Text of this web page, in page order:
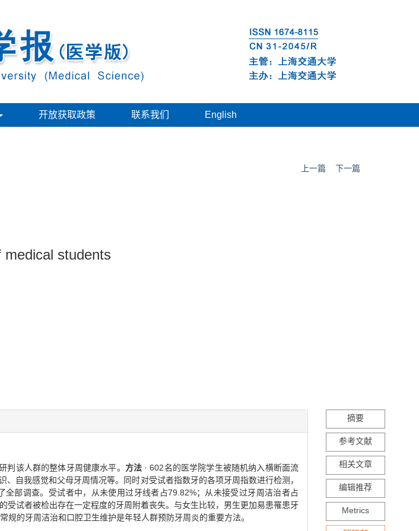
开放获取政策 联系我们 English
上一篇 下一篇
students
判该人群的整体牙周健康水平。方法· 602名的医学院学生被随机纳入横断面流
自我感觉和父母牙周情况等。同时对受试者指数牙的各项牙周指数进行检测，
部调查。受试者中，从未使用过牙线者占79.82%；从未接受过牙周洁治者占
摘要
参考文献
相关文章
编辑推荐